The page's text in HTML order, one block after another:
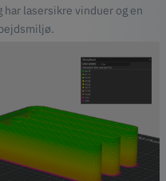
lasersikre vinduer og en